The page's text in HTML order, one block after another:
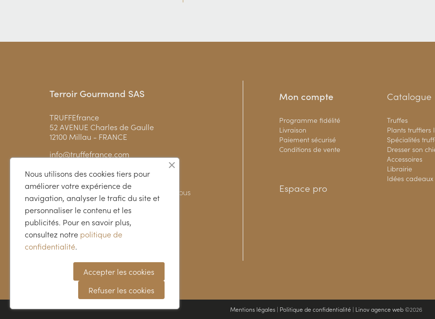
Terroir Gourmand SAS
TRUFFEfrance
52 AVENUE Charles de Gaulle
12100 Millau - FRANCE
info@truffefrance.com
Vous avez des questions ? Appelez-Nous
05 65 61 16 19
Mon compte
Programme fidélité
Livraison
Paiement sécurisé
Conditions de vente
Espace pro
Catalogue
Truffes
Plants truffiers
Spécialités
Dresser son
Accessoires
Librairie
Idées cadeaux
Mentions légales | Politique de confidentialité | Linov agence web©2026
Nous utilisons des cookies tiers pour
améliorer votre expérience de
navigation, analyser le trafic du site et
personnaliser le contenu et les
publicités. Pour en savoir plus,
consultez notre politique de
confidentialité.
Accepter les cookies
Refuser les cookies